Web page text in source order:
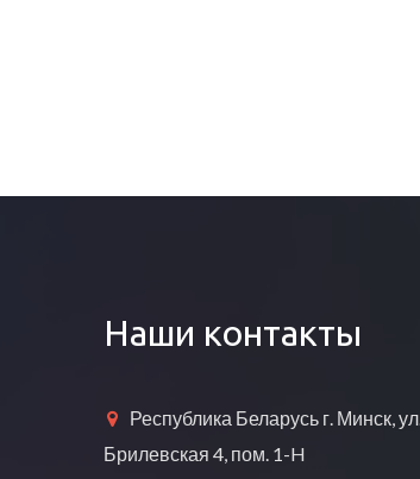
Наши контакты
Республика Беларусь г. Минск, ул.
Брилевская 4, пом. 1-H